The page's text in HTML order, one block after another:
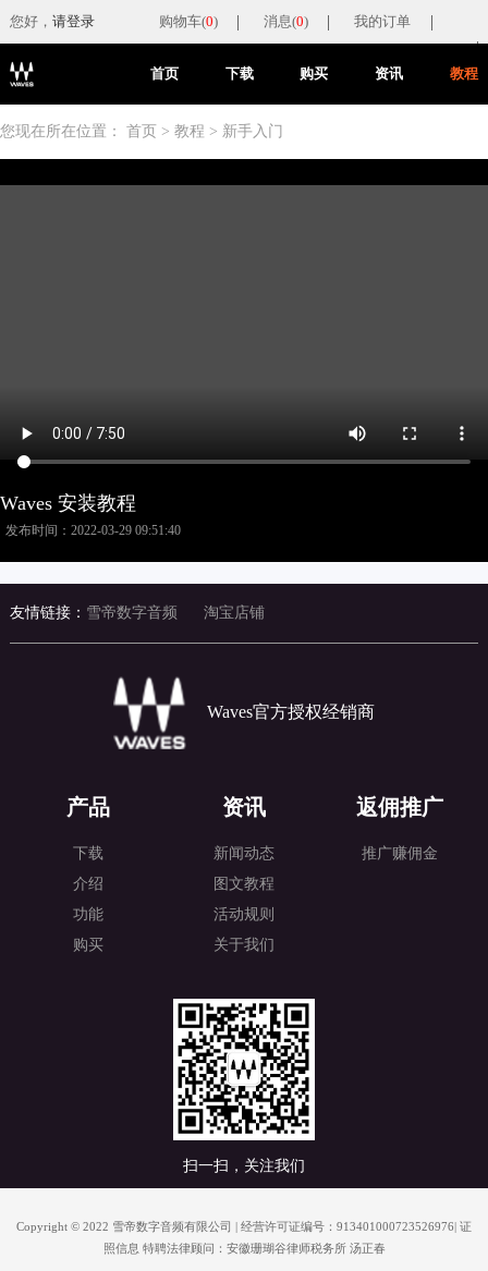
您好， 请登录 购物车(0) 消息(0) 我的订单
首页 下载 购买 资讯 教程
您现在所在位置： 首页 > 教程 > 新手入门
Waves 安装教程
发布时间：2022-03-29 09:51:40
友情链接： 雪帝数字音频 淘宝店铺
Waves官方授权经销商
产品
下载
介绍
功能
购买
资讯
新闻动态
图文教程
活动规则
关于我们
返佣推广
推广赚佣金
扫一扫，关注我们
Copyright © 2022 雪帝数字音频有限公司 | 经营许可证编号：913401000723526976| 证
照信息 特聘法律顾问：安徽珊瑚谷律师税务所 汤正春